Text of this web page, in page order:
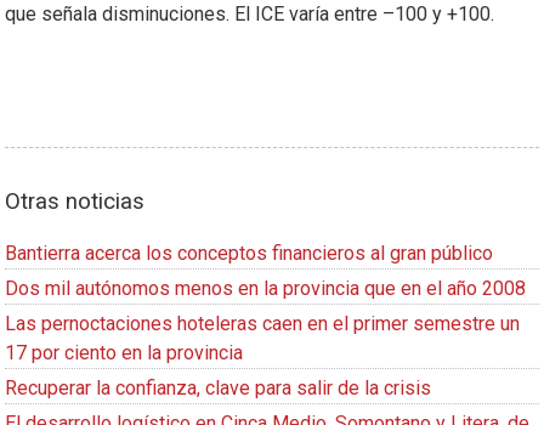
que señala disminuciones. El ICE varía entre –100 y +100.
Otras noticias
Bantierra acerca los conceptos financieros al gran público
Dos mil autónomos menos en la provincia que en el año 2008
Las pernoctaciones hoteleras caen en el primer semestre un
17 por ciento en la provincia
Recuperar la confianza, clave para salir de la crisis